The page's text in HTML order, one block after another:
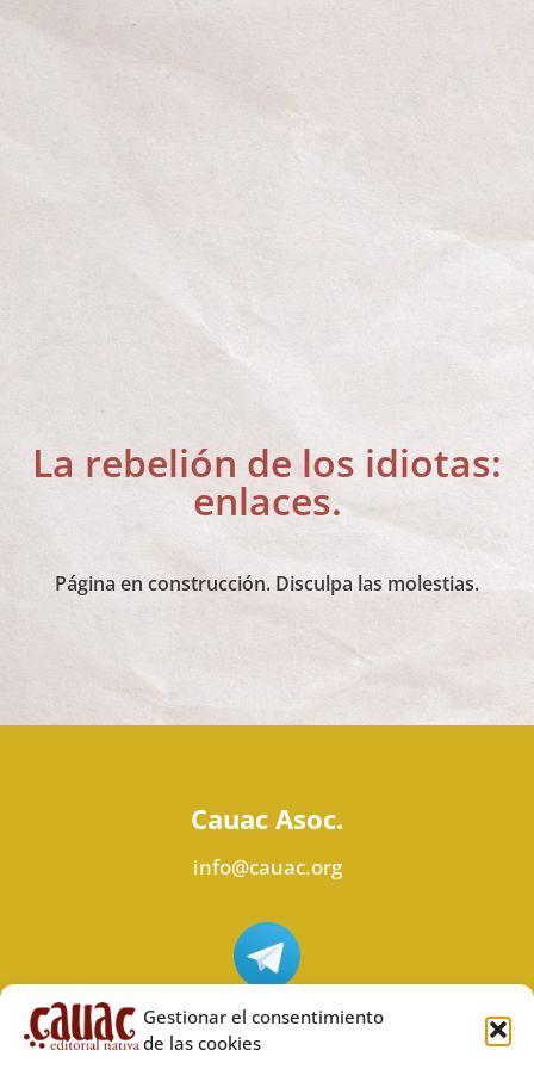
Gestionar el consentimiento
de las cookies
La rebelión de los idiotas:
enlaces.
Página en construcción. Disculpa las molestias.
Cauac Asoc.
info@cauac.org
Síguenos en Telegram